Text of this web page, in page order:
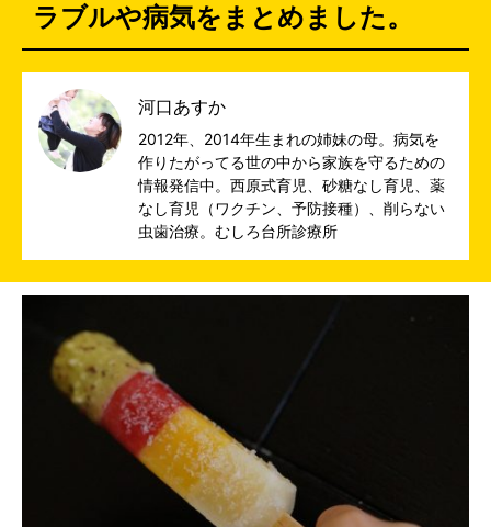
ラブルや病気をまとめました。
河口あすか
2012年、2014年生まれの姉妹の母。病気を
作りたがってる世の中から家族を守るための
情報発信中。西原式育児、砂糖なし育児、薬
なし育児（ワクチン、予防接種）、削らない
虫歯治療。 むしろ台所診療所